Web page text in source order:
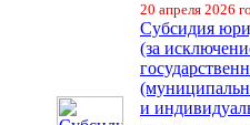
20 апреля 2026
Субсидия
(за
и